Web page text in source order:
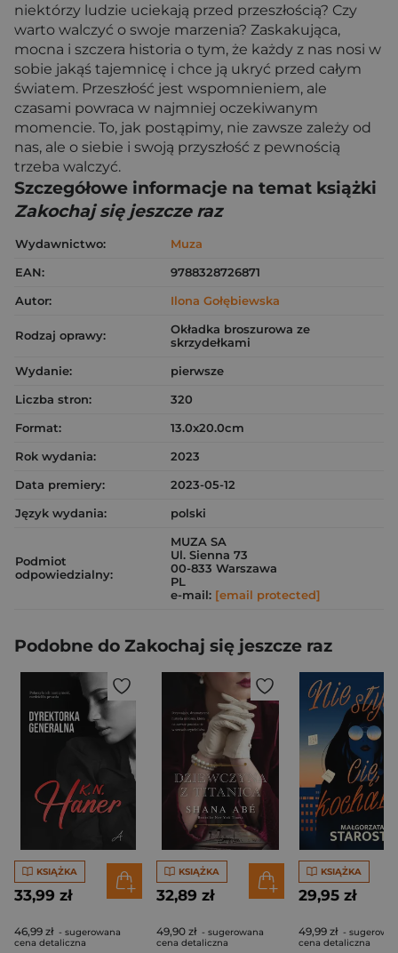
niektórzy ludzie uciekają przed przeszłością? Czy
warto walczyć o swoje marzenia? Zaskakująca,
mocna i szczera historia o tym, że każdy z nas nosi w
sobie jakąś tajemnicę i chce ją ukryć przed całym
światem. Przeszłość jest wspomnieniem, ale
czasami powraca w najmniej oczekiwanym
momencie. To, jak postąpimy, nie zawsze zależy od
nas, ale o siebie i swoją przyszłość z pewnością
trzeba walczyć.
Szczegółowe informacje na temat książki
Zakochaj się jeszcze raz
Wydawnictwo:
Muza
EAN:
9788328726871
Autor:
Ilona Gołębiewska
Rodzaj oprawy:
Okładka broszurowa ze
skrzydełkami
Wydanie:
pierwsze
Liczba stron:
320
Format:
13.0x20.0cm
Rok wydania:
2023
Data premiery:
2023-05-12
Język wydania:
polski
Podmiot
odpowiedzialny:
MUZA SA
Ul. Sienna 73
00-833 Warszawa
PL
e-mail: [email protected]
Podobne do Zakochaj się jeszcze raz
KSIĄŻKA
33,99 zł
46,99 zł - sugerowana
cena detaliczna
KSIĄŻKA
32,89 zł
49,90 zł - sugerowana
cena detaliczna
KSIĄŻKA
29,95 zł
49,99 zł -
cena detaliczna